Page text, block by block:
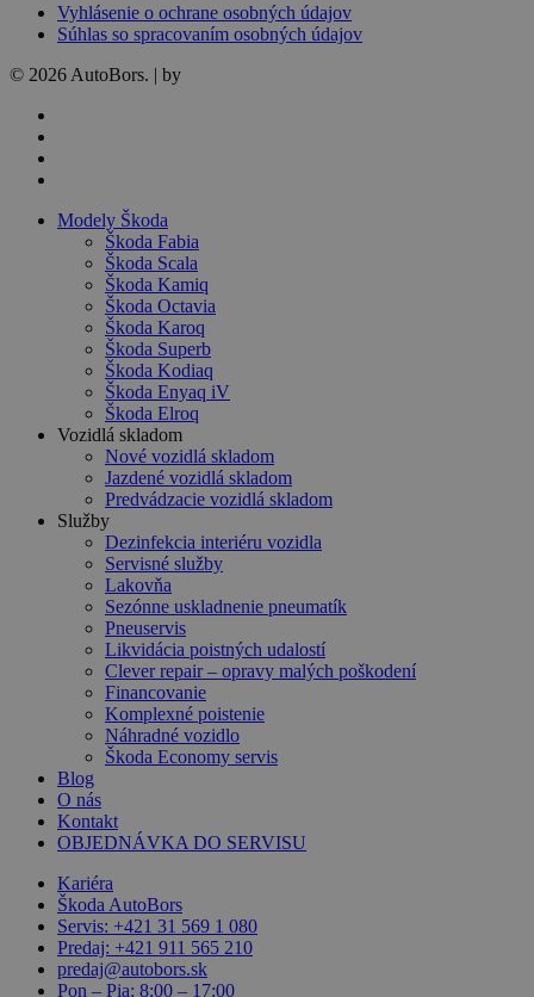
Vyhlásenie o ochrane osobných údajov
Súhlas so spracovaním osobných údajov
© 2026 AutoBors. | by
Close
Modely Škoda
Škoda Fabia
Škoda Scala
Škoda Kamiq
Škoda Octavia
Škoda Karoq
Škoda Superb
Škoda Kodiaq
Škoda Enyaq iV
Škoda Elroq
Vozidlá skladom
Nové vozidlá skladom
Jazdené vozidlá skladom
Predvádzacie vozidlá skladom
Služby
Dezinfekcia interiéru vozidla
Servisné služby
Lakovňa
Sezónne uskladnenie pneumatík
Pneuservis
Likvidácia poistných udalostí
Clever repair – opravy malých poškodení
Financovanie
Komplexné poistenie
Náhradné vozidlo
Škoda Economy servis
Blog
O nás
Kontakt
OBJEDNÁVKA DO SERVISU
Kariéra
Škoda AutoBors
Servis: +421 31 569 1 080
Predaj: +421 911 565 210
predaj@autobors.sk
Pon – Pia: 8:00 – 17:00